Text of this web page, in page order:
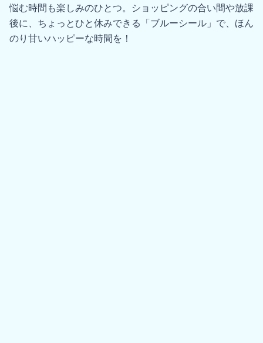
悩む時間も楽しみのひとつ。ショッピングの合い間や放課
後に、ちょっとひと休みできる「ブルーシール」で、ほん
のり甘いハッピーな時間を！